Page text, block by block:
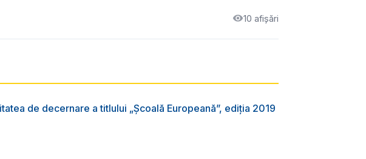
10 afișări
de decernare a titlului „Şcoală Europeană”, ediția 2019